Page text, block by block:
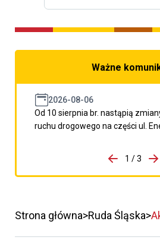
Ważne
2026-08-06
Od 10 sierpnia br. nastąpią
ruchu drogowego na części ul.
porzpedniego komunikatu
1 / 3
Strona główna Ruda Śląska